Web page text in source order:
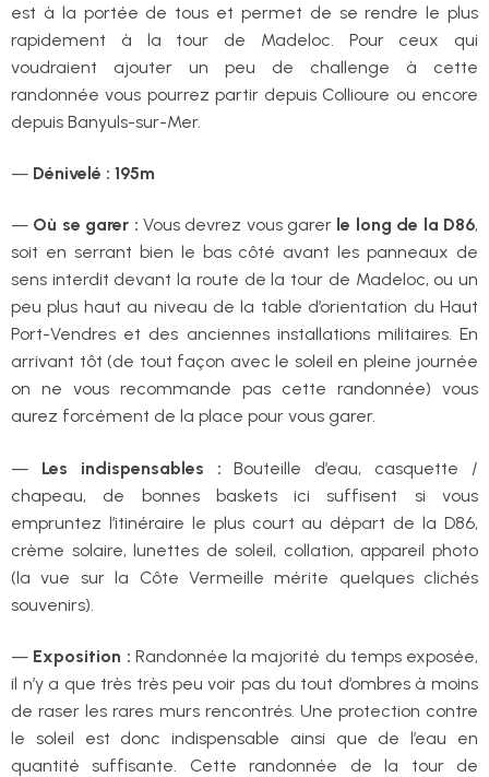
est à la portée de tous et permet de se rendre le plus
rapidement à la tour de Madeloc. Pour ceux qui
voudraient ajouter un peu de challenge à cette
randonnée vous pourrez partir depuis Collioure ou encore
depuis Banyuls-sur-Mer.
— Dénivelé : 195m
— Où se garer : Vous devrez vous garer le long de la D86,
soit en serrant bien le bas côté avant les panneaux de
sens interdit devant la route de la tour de Madeloc, ou un
peu plus haut au niveau de la table d’orientation du Haut
Port-Vendres et des anciennes installations militaires. En
arrivant tôt (de tout façon avec le soleil en pleine journée
on ne vous recommande pas cette randonnée) vous
aurez forcément de la place pour vous garer.
— Les indispensables : Bouteille d’eau, casquette /
chapeau, de bonnes baskets ici suffisent si vous
empruntez l’itinéraire le plus court au départ de la D86,
crème solaire, lunettes de soleil, collation, appareil photo
(la vue sur la Côte Vermeille mérite quelques clichés
souvenirs).
— Exposition : Randonnée la majorité du temps exposée,
il n’y a que très très peu voir pas du tout d’ombres à moins
de raser les rares murs rencontrés. Une protection contre
le soleil est donc indispensable ainsi que de l’eau en
quantité suffisante. Cette randonnée de la tour de